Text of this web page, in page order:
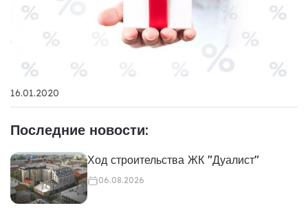
16.01.2020
Последние новости:
Ход строительства ЖК "Дуалист"
06.08.2026